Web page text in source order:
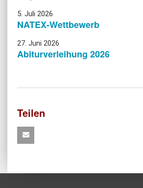
5. Juli 2026
NATEX-Wettbewerb
27. Juni 2026
Abiturverleihung 2026
Teilen